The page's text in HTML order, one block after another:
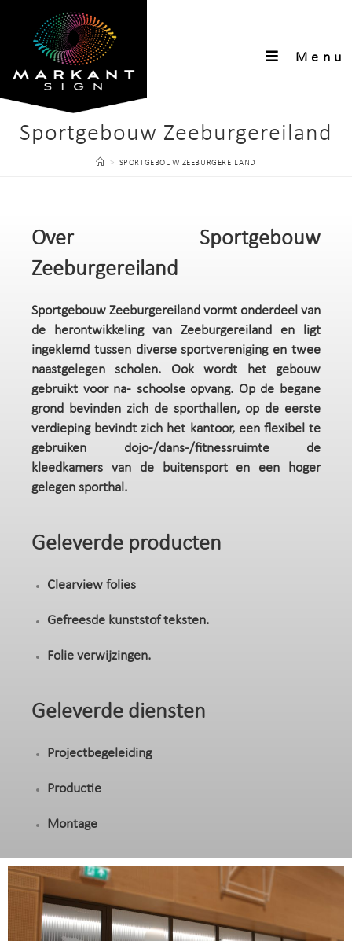
Menu
Sportgebouw Zeeburgereiland
> SPORTGEBOUW ZEEBURGEREILAND
Over Sportgebouw
Zeeburgereiland
Sportgebouw Zeeburgereiland vormt onderdeel van
de herontwikkeling van Zeeburgereiland en ligt
ingeklemd tussen diverse sportvereniging en twee
naastgelegen scholen. Ook wordt het gebouw
gebruikt voor na- schoolse opvang. Op de begane
grond bevinden zich de sporthallen, op de eerste
verdieping bevindt zich het kantoor, een flexibel te
gebruiken dojo-/dans-/fitnessruimte de
kleedkamers van de buitensport en een hoger
gelegen sporthal.
Geleverde producten
Clearview folies
Gefreesde kunststof teksten.
Folie verwijzingen.
Geleverde diensten
Projectbegeleiding
Productie
Montage